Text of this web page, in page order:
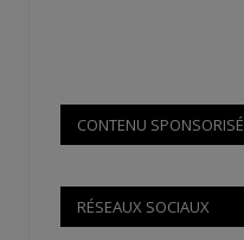
CONTENU SPONSORISÉ
RÉSEAUX SOCIAUX